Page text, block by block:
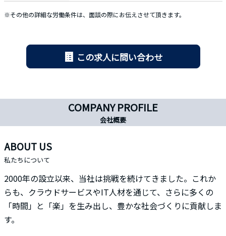
※その他の詳細な労働条件は、面談の際にお伝えさせて頂きます。
この求人に問い合わせ
COMPANY PROFILE
会社概要
ABOUT US
私たちについて
2000年の設立以来、当社は挑戦を続けてきました。これか
らも、クラウドサービスやIT人材を通じて、さらに多くの
「時間」と「楽」を生み出し、豊かな社会づくりに貢献しま
す。